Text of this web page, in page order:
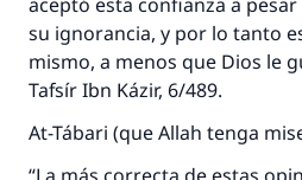
su ignorancia, y por lo tanto
mismo, a menos que Dios le
Tafsír Ibn Kázir, 6/489.
At-Tábari (que Allah tenga
Desde la Q hasta la A, su
IslamQA.
"Una persona que
bien obtendrá la